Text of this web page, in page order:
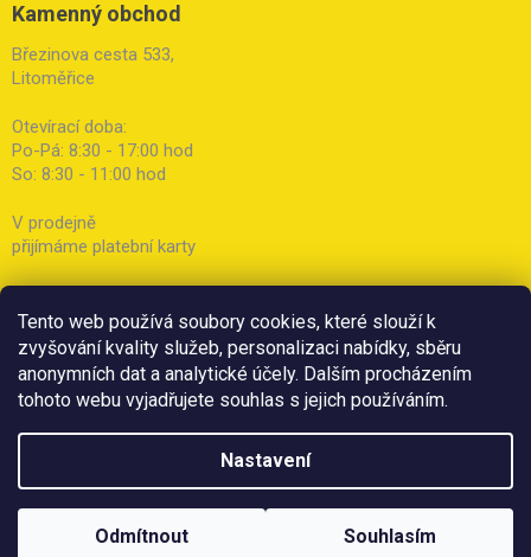
Tento web používá soubory cookies, které slouží k
zvyšování kvality služeb, personalizaci nabídky, sběru
anonymních dat a analytické účely. Dalším procházením
tohoto webu vyjadřujete souhlas s jejich používáním.
Nastavení
Odmítnout Souhlasím
Kamenný obchod
Březinova cesta 533,
Litoměřice
Otevírací doba:
Po-Pá: 8:30 - 17:00 hod
So: 8:30 - 11:00 hod
V prodejně
přijímáme platební karty